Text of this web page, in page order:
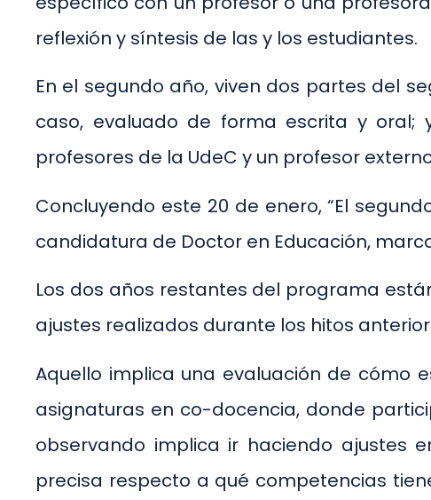
reflexión y síntesis de las y los estudiantes.
En el segundo año, viven dos partes del
caso, evaluado de forma escrita y
profesores de la UdeC y un profesor
Concluyendo este 20 de enero, “El
candidatura de Doctor en Educación,
Los dos años restantes del programa
ajustes realizados durante los hitos
Aquello implica una evaluación de cómo
asignaturas en co-docencia, donde
observando implica ir haciendo ajustes
precisa respecto a qué competencias